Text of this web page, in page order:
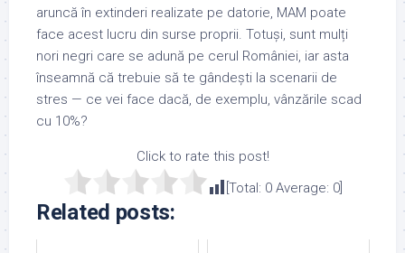
aruncă în extinderi realizate pe datorie, MAM poate
face acest lucru din surse proprii. Totuși, sunt mulți
nori negri care se adună pe cerul României, iar asta
înseamnă că trebuie să te gândești la scenarii de
stres — ce vei face dacă, de exemplu, vânzările scad
cu 10%?
Click to rate this post!
[Total: 0Average: 0]
Related posts: